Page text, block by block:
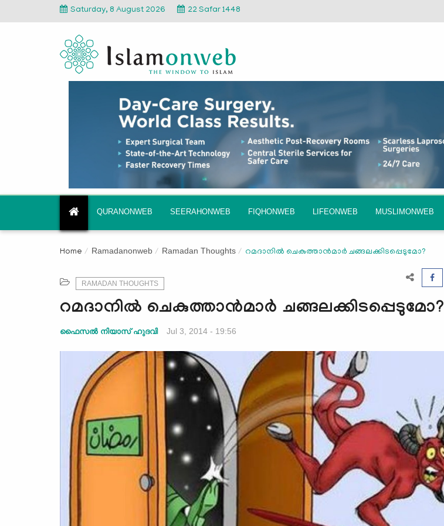
Saturday, 8 August 2026 22 Safar 1448
QURANONWEB SEERAHONWEB FIQHONWEB LIFEONWEB MUSLIMONWEB
Home Ramadanonweb Ramadan Thoughts റമദാനില്‍ ചെകുത്താന്‍മാര്‍ ചങ്ങലക്കിടപ്പെടുമോ?
RAMADAN THOUGHTS
റമദാനില്‍ ചെകുത്താന്‍മാര്‍ ചങ്ങലക്കിടപ്പെടുമോ?
ഫൈസല്‍ നിയാസ് ഹുദവി Jul 3, 2014 - 19:56